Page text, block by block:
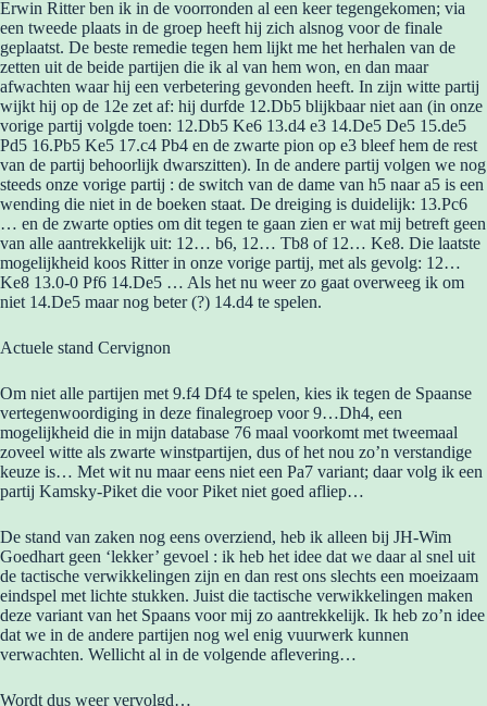
Erwin Ritter ben ik in de voorronden al een keer tegengekomen; via
een tweede plaats in de groep heeft hij zich alsnog voor de finale
geplaatst. De beste remedie tegen hem lijkt me het herhalen van de
zetten uit de beide partijen die ik al van hem won, en dan maar
afwachten waar hij een verbetering gevonden heeft. In zijn witte partij
wijkt hij op de 12e zet af: hij durfde 12.Db5 blijkbaar niet aan (in onze
vorige partij volgde toen: 12.Db5 Ke6 13.d4 e3 14.De5 De5 15.de5
Pd5 16.Pb5 Ke5 17.c4 Pb4 en de zwarte pion op e3 bleef hem de rest
van de partij behoorlijk dwarszitten). In de andere partij volgen we nog
steeds onze vorige partij : de switch van de dame van h5 naar a5 is een
wending die niet in de boeken staat. De dreiging is duidelijk: 13.Pc6
… en de zwarte opties om dit tegen te gaan zien er wat mij betreft geen
van alle aantrekkelijk uit: 12… b6, 12… Tb8 of 12… Ke8. Die laatste
mogelijkheid koos Ritter in onze vorige partij, met als gevolg: 12…
Ke8 13.0-0 Pf6 14.De5 … Als het nu weer zo gaat overweeg ik om
niet 14.De5 maar nog beter (?) 14.d4 te spelen.
Actuele stand Cervignon
Om niet alle partijen met 9.f4 Df4 te spelen, kies ik tegen de Spaanse
vertegenwoordiging in deze finalegroep voor 9…Dh4, een
mogelijkheid die in mijn database 76 maal voorkomt met tweemaal
zoveel witte als zwarte winstpartijen, dus of het nou zo’n verstandige
keuze is… Met wit nu maar eens niet een Pa7 variant; daar volg ik een
partij Kamsky-Piket die voor Piket niet goed afliep…
De stand van zaken nog eens overziend, heb ik alleen bij JH-Wim
Goedhart geen ‘lekker’ gevoel : ik heb het idee dat we daar al snel uit
de tactische verwikkelingen zijn en dan rest ons slechts een moeizaam
eindspel met lichte stukken. Juist die tactische verwikkelingen maken
deze variant van het Spaans voor mij zo aantrekkelijk. Ik heb zo’n idee
dat we in de andere partijen nog wel enig vuurwerk kunnen
verwachten. Wellicht al in de volgende aflevering…
Wordt dus weer vervolgd…